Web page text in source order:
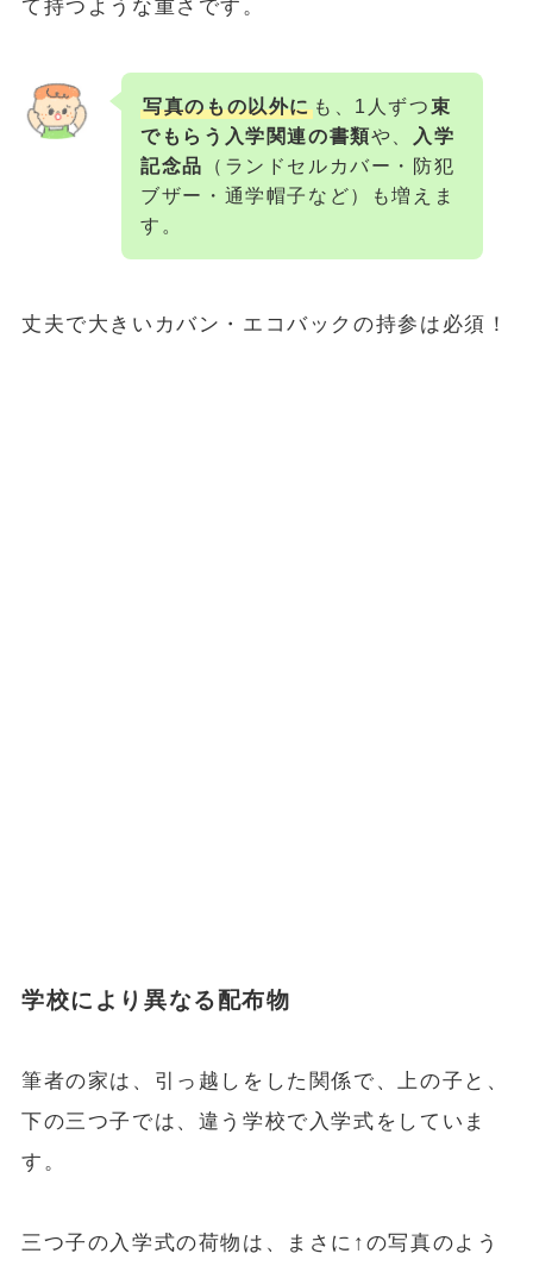
て持つような重さです。
写真のもの以外にも、1人ずつ 束
でもらう入学関連の書類や、
入学
記念品
（ランドセルカバー・防犯
ブザー・通学帽子など）も増えま
す。
丈夫で大きいカバン・エコバックの持参は必須！
学校により異なる配布物
筆者の家は、引っ越しをした関係で、上の子と、
下の三つ子では、違う学校で入学式をしていま
す。
三つ子の入学式の荷物は、まさに↑の写真のよう